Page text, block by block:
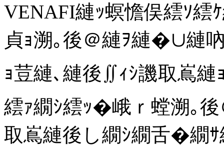
VENAFI縺ｯ螟憺俣繧ｿ
貞ｮ溯｡後＠縺ｦ縺�∪縺
ｮ荳縺､縺後∬ｨｼ譏取
繧ｧ繝ｼ繧ｯ�峨ｒ螳溯｡
取嶌縺後し繝ｼ繝舌�繝